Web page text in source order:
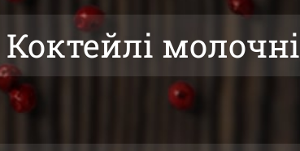
Коктейлі молочні